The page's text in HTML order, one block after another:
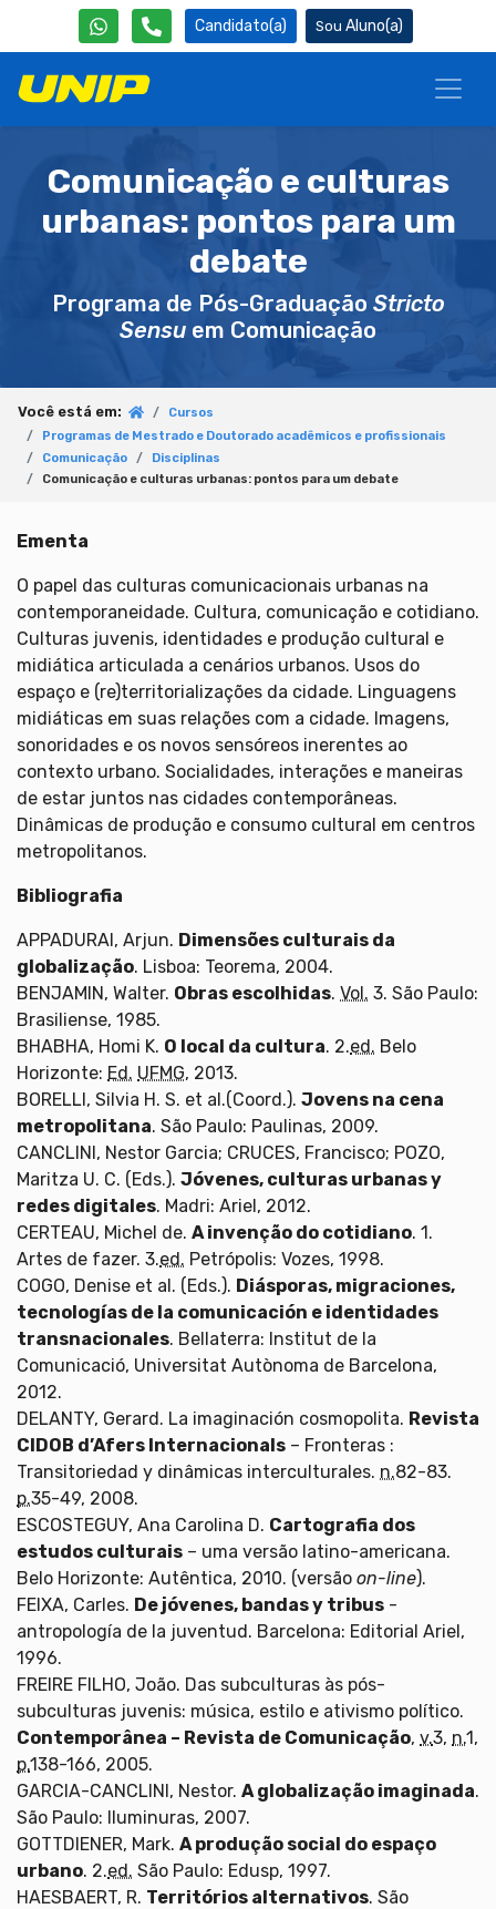
Candidato(a) Aluno(a)
Comunicação e culturas
urbanas: pontos para um
debate
Programa de Pós-Graduação Stricto
Sensu em Comunicação
Você está em:
Cursos
Programas de Mestrado e Doutorado acadêmicos e profissionais
Comunicação
Disciplinas
Comunicação e culturas urbanas: pontos para um debate
Ementa
O papel das culturas comunicacionais urbanas na
contemporaneidade. Cultura, comunicação e cotidiano.
Culturas juvenis, identidades e produção cultural e
midiática articulada a cenários urbanos. Usos do
espaço e (re)territorializações da cidade. Linguagens
midiáticas em suas relações com a cidade. Imagens,
sonoridades e os novos sensóreos inerentes ao
contexto urbano. Socialidades, interações e maneiras
de estar juntos nas cidades contemporâneas.
Dinâmicas de produção e consumo cultural em centros
metropolitanos.
Bibliografia
APPADURAI, Arjun. Dimensões culturais da
globalização. Lisboa: Teorema, 2004.
BENJAMIN, Walter. Obras escolhidas. Vol. 3. São Paulo:
Brasiliense, 1985.
BHABHA, Homi K. O local da cultura. 2.ed. Belo
Horizonte: Ed. UFMG, 2013.
BORELLI, Silvia H. S. et al.(Coord.). Jovens na cena
metropolitana. São Paulo: Paulinas, 2009.
CANCLINI, Nestor Garcia; CRUCES, Francisco; POZO,
Maritza U. C. (Eds.). Jóvenes, culturas urbanas y
redes digitales. Madri: Ariel, 2012.
CERTEAU, Michel de. A invenção do cotidiano. 1.
Artes de fazer. 3.ed. Petrópolis: Vozes, 1998.
COGO, Denise et al. (Eds.). Diásporas, migraciones,
tecnologías de la comunicación e identidades
transnacionales. Bellaterra: Institut de la
Comunicació, Universitat Autònoma de Barcelona,
2012.
DELANTY, Gerard. La imaginación cosmopolita. Revista
CIDOB d’Afers Internacionals – Fronteras :
Transitoriedad y dinâmicas interculturales. n.82-83.
p.35-49, 2008.
ESCOSTEGUY, Ana Carolina D. Cartografia dos
estudos culturais – uma versão latino-americana.
Belo Horizonte: Autêntica, 2010. (versão on-line).
FEIXA, Carles. De jóvenes, bandas y tribus -
antropología de la juventud. Barcelona: Editorial Ariel,
1996.
FREIRE FILHO, João. Das subculturas às pós-
subculturas juvenis: música, estilo e ativismo político.
Contemporânea – Revista de Comunicação, v.3, n.1,
p.138-166, 2005.
GARCIA-CANCLINI, Nestor. A globalização imaginada.
São Paulo: Iluminuras, 2007.
GOTTDIENER, Mark. A produção social do espaço
urbano. 2.ed. São Paulo: Edusp, 1997.
HAESBAERT, R. Territórios alternativos. São